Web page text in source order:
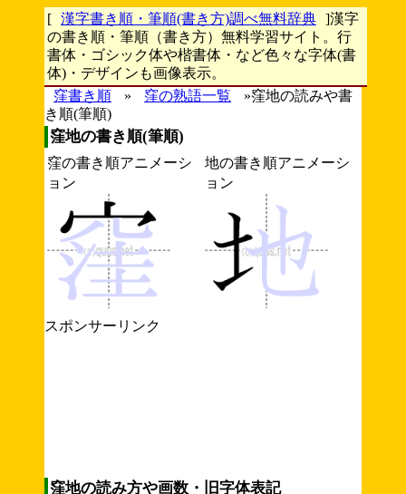
[ 漢字書き順・筆順(書き方)調べ無料辞典 ]漢字
の書き順・筆順（書き方）無料学習サイト。行
書体・ゴシック体や楷書体・など色々な字体(書
体)・デザインも画像表示。
窪書き順
» 窪の熟語一覧
»窪地の読みや書
き順(筆順)
窪地の書き順(筆順)
窪の書き順アニメーシ
ョン
地の書き順アニメーシ
ョン
スポンサーリンク
窪地の読み方や画数・旧字体表記